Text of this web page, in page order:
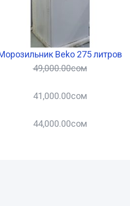
Beko 275 литров
49,000.00сом
41,000.00сом
44,000.00сом